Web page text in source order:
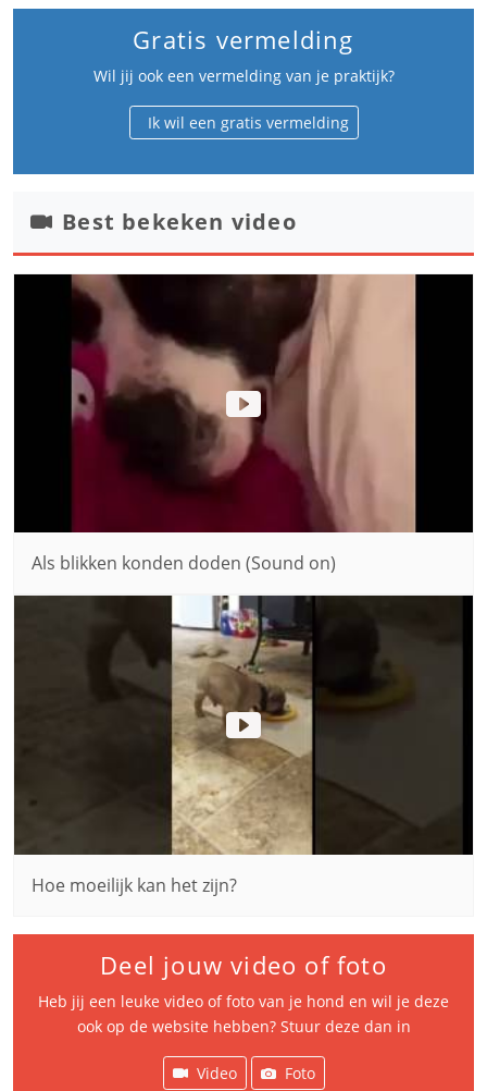
Gratis vermelding
Wil jij ook een vermelding van je praktijk?
Ik wil een gratis vermelding
Best bekeken video
Als blikken konden doden (Sound on)
Hoe moeilijk kan het zijn?
Deel jouw video of foto
Heb jij een leuke video of foto van je hond en wil je deze
ook op de website hebben? Stuur deze dan in
Video Foto